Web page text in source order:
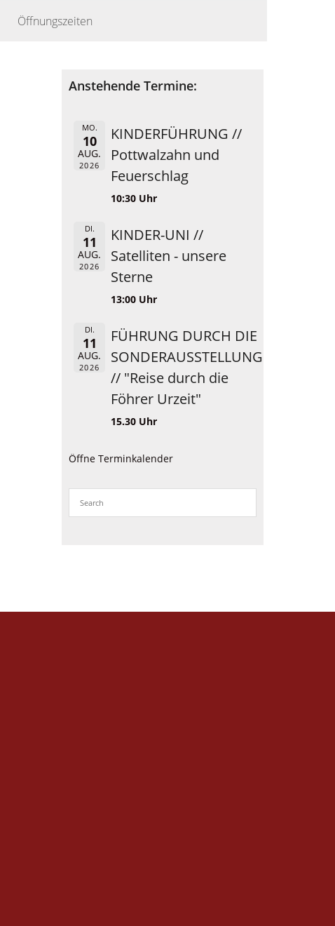
Öffnungszeiten
Anstehende Termine:
MO.
10
AUG.
2026
KINDERFÜHRUNG //
Pottwalzahn und
Feuerschlag
10:30 Uhr
DI.
11
AUG.
2026
KINDER-UNI //
Satelliten - unsere
Sterne
13:00 Uhr
DI.
11
AUG.
2026
FÜHRUNG DURCH DIE
SONDERAUSSTELLUNG
// "Reise durch die
Föhrer Urzeit"
15.30 Uhr
Öffne Terminkalender